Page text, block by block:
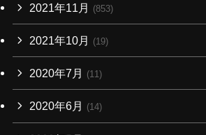
2021年11月 (853)
2021年10月 (19)
2020年7月 (11)
2020年6月 (14)